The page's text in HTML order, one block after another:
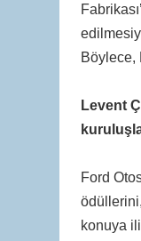
Böylece,
Levent
Ford
konuya